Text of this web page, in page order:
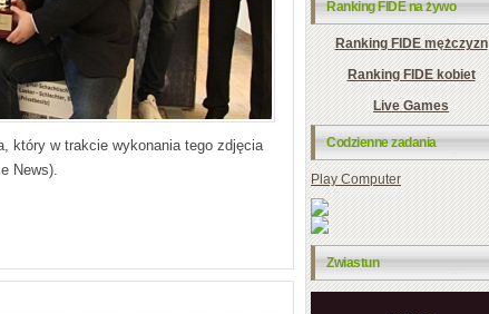
który w trakcie wykonania tego zdjęcia
News).
Ranking FIDE na żywo
Ranking FIDE mężczyzn
Ranking FIDE kobiet
Live Games
Codzienne zadania
Play Computer
Zwiastun